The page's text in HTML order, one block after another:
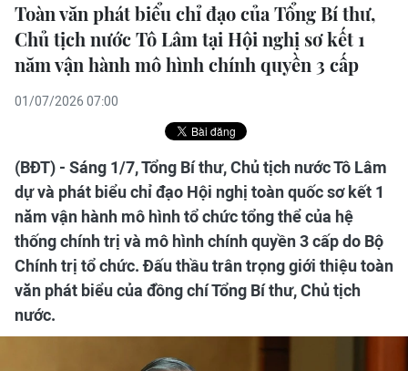
Toàn văn phát biểu chỉ đạo của Tổng Bí thư,
Chủ tịch nước Tô Lâm tại Hội nghị sơ kết 1
năm vận hành mô hình chính quyền 3 cấp
01/07/2026 07:00
(BĐT) - Sáng 1/7, Tổng Bí thư, Chủ tịch nước Tô Lâm
dự và phát biểu chỉ đạo Hội nghị toàn quốc sơ kết 1
năm vận hành mô hình tổ chức tổng thể của hệ
thống chính trị và mô hình chính quyền 3 cấp do Bộ
Chính trị tổ chức. Đấu thầu trân trọng giới thiệu toàn
văn phát biểu của đồng chí Tổng Bí thư, Chủ tịch
nước.